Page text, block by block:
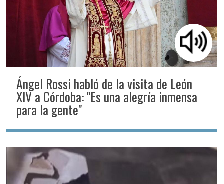
Ángel Rossi habló de la visita de León
XIV a Córdoba: "Es una alegría inmensa
para la gente"